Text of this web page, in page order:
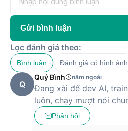
Dung
Số khe
ram
Ổ cứng
6TB (2TB NVMe
DRAM + 4TB
Màn hình
Tần số
120 Hz
Gửi bình luận
Lọc đánh giá theo:
Bình luận Đánh giá có hình ảnh
Q
Quý Bình năm ngoái
Đang xài để dev AI,
luôn, chạy mượt nói
Phản hồi